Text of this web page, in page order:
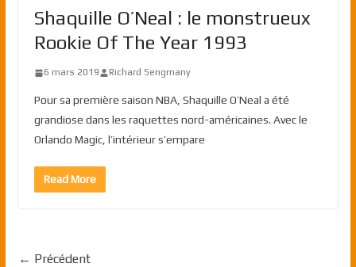
Shaquille O’Neal : le monstrueux
Rookie Of The Year 1993
6 mars 2019 Richard Sengmany
Pour sa première saison NBA, Shaquille O’Neal a été
grandiose dans les raquettes nord-américaines. Avec le
Orlando Magic, l’intérieur s’empare
Read More
← Précédent